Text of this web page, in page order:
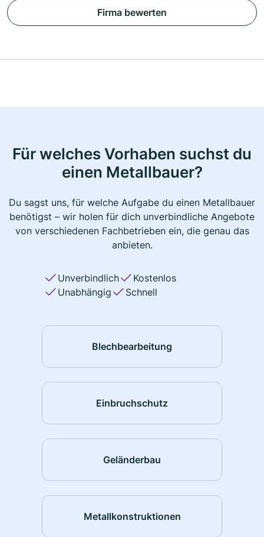
Firma bewerten
Für welches Vorhaben suchst du
einen Metallbauer?
Du sagst uns, für welche Aufgabe du einen Metallbauer
benötigst – wir holen für dich unverbindliche Angebote
von verschiedenen Fachbetrieben ein, die genau das
anbieten.
Unverbindlich
Kostenlos
Unabhängig
Schnell
Blechbearbeitung
Einbruchschutz
Geländerbau
Metallkonstruktionen